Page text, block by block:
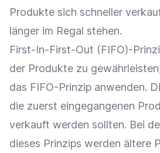
Produkte sich schneller
länger im Regal stehen.
First-In-First-Out (FIFO)-
der Produkte zu
das FIFO-Prinzip anwenden.
die zuerst eingegangenen
verkauft werden sollten. Bei
dieses Prinzips werden ältere